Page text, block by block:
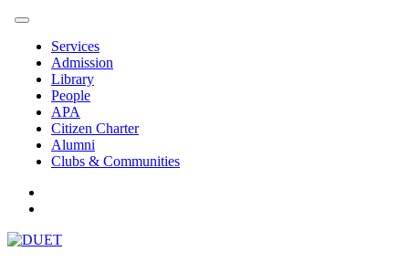
Services
Admission
Library
People
APA
Citizen Charter
Alumni
Clubs & Communities